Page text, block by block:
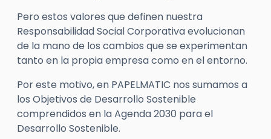
Pero estos valores que definen nuestra
Responsabilidad Social Corporativa evolucionan
de la mano de los cambios que se experimentan
tanto en la propia empresa como en el entorno.
Por este motivo, en PAPELMATIC nos sumamos a
los Objetivos de Desarrollo Sostenible
comprendidos en la Agenda 2030 para el
Desarrollo Sostenible.